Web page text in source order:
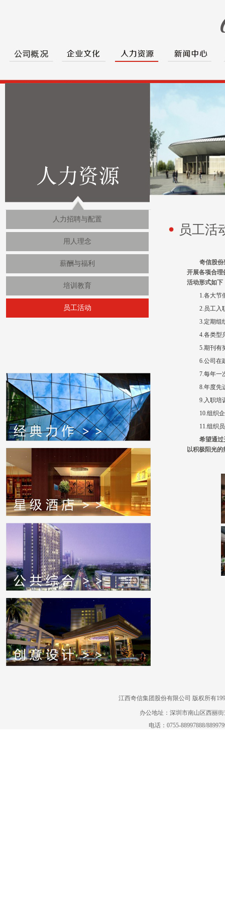
人力招聘与配置
用人理念
薪酬与福利
培训教育
员工活动
员工活
奇信股份
开展各项合理
活动形式如下
1.各大节
2.员工入
3.定期组
4.各类型
5.期刊有
6.公司在
7.每年一
8.年度先
9.入职培
10.组织
11.组织
希望通过
以积极阳光
江西奇信集团股份有限公司 版权所有
办公地址：深圳市南山区西丽
电话：0755-88997888/